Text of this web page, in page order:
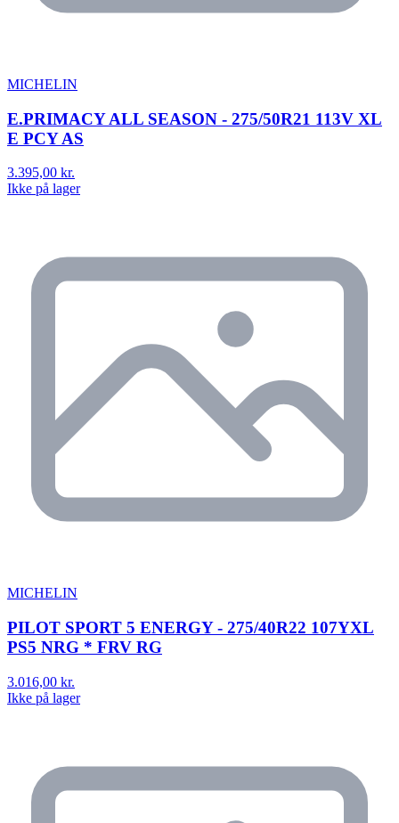
MICHELIN
E.PRIMACY ALL SEASON - 275/50R21 113V XL
E PCY AS
3.395,00 kr.
Ikke på lager
MICHELIN
PILOT SPORT 5 ENERGY - 275/40R22 107YXL
PS5 NRG * FRV RG
3.016,00 kr.
Ikke på lager